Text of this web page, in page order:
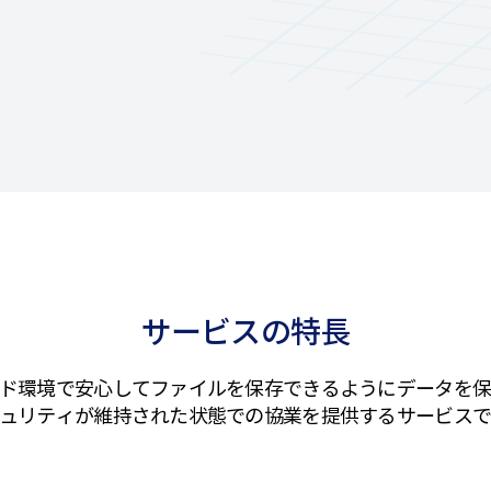
サービスの特長
環境で安心してファイルを保存できるようにデータを
リティが維持された状態での協業を提供するサービス